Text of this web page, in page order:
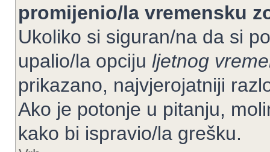
promijenio/la vremensku
Ukoliko si siguran/na da si
upalio/la opciju ljetnog
prikazano, najvjerojatniji
Ako je potonje u pitanju,
kako bi ispravio/la grešku.